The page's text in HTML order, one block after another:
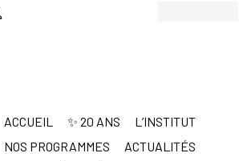
ACCUEIL ✨ 20 ANS
L’INSTITUT
NOS PROGRAMMES
ACTUALITÉS
Non classé